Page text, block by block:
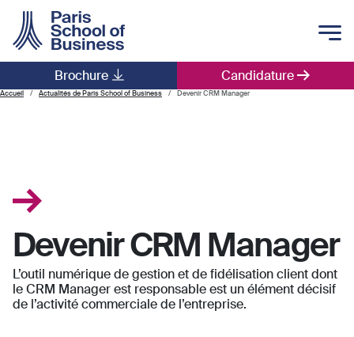
Candidature
Brochure
Main navigation
Accueil Actualités de Paris School of Business Devenir CRM Manager
Devenir CRM Manager
L’outil numérique de gestion et de fidélisation client dont
le CRM Manager est responsable est un élément décisif
de l’activité commerciale de l’entreprise.